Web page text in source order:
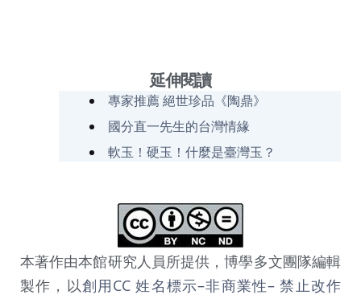
延伸閱讀
專家推薦 絕世珍品《陶鼎》
國分直一先生的台灣情緣
軟玉！硬玉！什麼是臺灣玉？
本著作由本館研究人員所提供，博學多文團隊編輯
製作，以創用CC 姓名標示–非商業性– 禁止改作